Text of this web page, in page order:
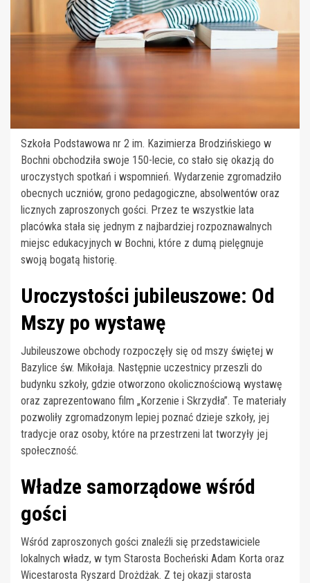
Szkoła Podstawowa nr 2 im. Kazimierza Brodzińskiego w
Bochni obchodziła swoje 150-lecie, co stało się okazją do
uroczystych spotkań i wspomnień. Wydarzenie zgromadziło
obecnych uczniów, grono pedagogiczne, absolwentów oraz
licznych zaproszonych gości. Przez te wszystkie lata
placówka stała się jednym z najbardziej rozpoznawalnych
miejsc edukacyjnych w Bochni, które z dumą pielęgnuje
swoją bogatą historię.
Uroczystości jubileuszowe: Od
Mszy po wystawę
Jubileuszowe obchody rozpoczęły się od mszy świętej w
Bazylice św. Mikołaja. Następnie uczestnicy przeszli do
budynku szkoły, gdzie otworzono okolicznościową wystawę
oraz zaprezentowano film „Korzenie i Skrzydła”. Te materiały
pozwoliły zgromadzonym lepiej poznać dzieje szkoły, jej
tradycje oraz osoby, które na przestrzeni lat tworzyły jej
społeczność.
Władze samorządowe wśród
gości
Wśród zaproszonych gości znaleźli się przedstawiciele
lokalnych władz, w tym Starosta Bocheński Adam Korta oraz
Wicestarosta Ryszard Drożdżak. Z tej okazji starosta